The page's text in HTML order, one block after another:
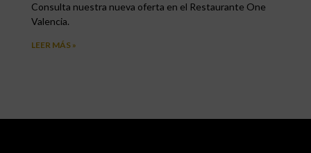
Consulta nuestra nueva oferta en el Restaurante One
Valencia.
LEER MÁS »